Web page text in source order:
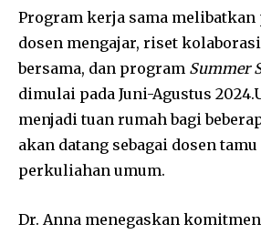
Program kerja sama
dosen mengajar, riset
bersama, dan program Summer
dimulai pada Juni-Agustus
menjadi tuan rumah bagi
akan datang sebagai dosen
perkuliahan umum.
Dr. Anna menegaskan